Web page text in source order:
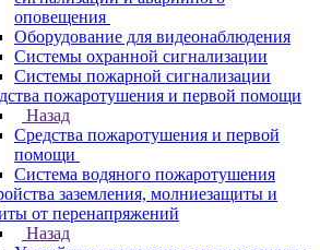
оповещения
Оборудование для видеонаблюдения
Системы охранной сигнализации
Системы пожарной сигнализации
пожаротушения и первой помощи
Назад
Средства пожаротушения и первой
помощи
Система водяного пожаротушения
заземления, молниезащиты и
от перенапряжений
Назад